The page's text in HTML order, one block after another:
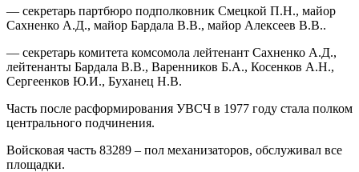
— секретарь партбюро подполковник Смецкой П.Н., майор
Сахненко А.Д., майор Бардала В.В., майор Алексеев В.В..
— секретарь комитета комсомола лейтенант Сахненко А.Д.,
лейтенанты Бардала В.В., Варенников Б.А., Косенков А.Н.,
Сергеенков Ю.И., Буханец Н.В.
Часть после расформирования УВСЧ в 1977 году стала полком
центрального подчинения.
Войсковая часть 83289 – пол механизаторов, обслуживал все
площадки.